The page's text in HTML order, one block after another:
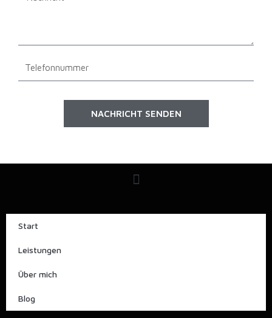
NACHRICHT SENDEN
Start
Leistungen
Über mich
Blog